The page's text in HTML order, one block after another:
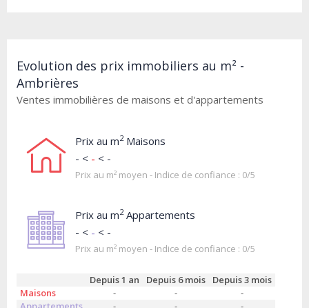
Evolution des prix immobiliers au m² -
Ambrières
Ventes immobilières de maisons et d'appartements
Prix au m2Maisons
- < - < -
Prix au m² moyen - Indice de confiance : 0/5
Prix au m2Appartements
- < - < -
Prix au m² moyen - Indice de confiance : 0/5
Depuis 1 an Depuis 6 mois
Depuis 3 mois
Maisons
- -
-